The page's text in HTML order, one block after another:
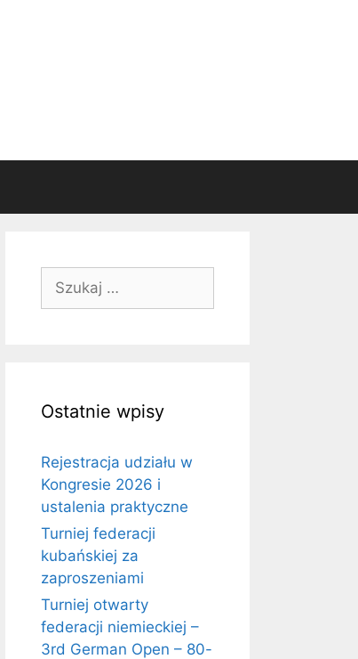
Ostatnie wpisy
Rejestracja udziału w
Kongresie 2026 i
ustalenia praktyczne
Turniej federacji
kubańskiej za
zaproszeniami
Turniej otwarty
federacji niemieckiej –
3rd German Open – 80-